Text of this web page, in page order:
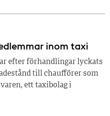
inom taxi
efter förhandlingar lyckats
till chaufförer som
ett taxibolag i